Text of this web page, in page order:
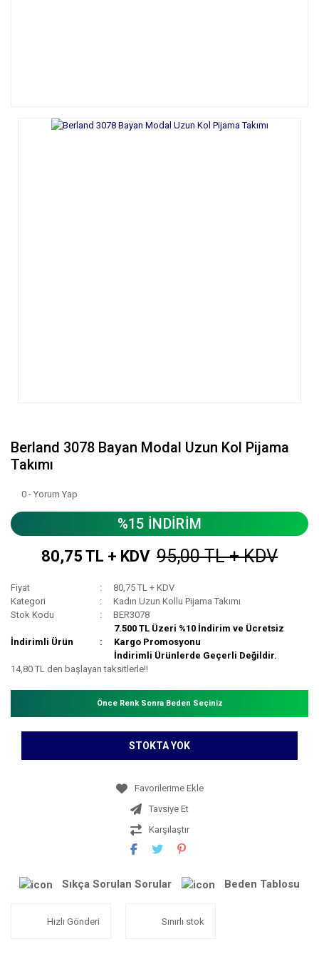
Berland 3078 Bayan Modal Uzun Kol Pijama
Takımı
0 - Yorum Yap
%15 İNDİRİM
80,75 TL + KDV 95,00 TL + KDV
Fiyat
80,75 TL + KDV
Kategori
Kadın Uzun Kollu Pijama Takımı
Stok Kodu
BER3078
İndirimli Ürün
7.500 TL Üzeri %10 İndirim ve Ücretsiz
Kargo Promosyonu
İndirimli Ürünlerde Geçerli Değildir.
14,80 TL den başlayan taksitlerle!!
Önce Renk Sonra Beden Seçiniz
STOKTA YOK
Tavsiye Et
Karşılaştır
Sıkça Sorulan Sorular Beden Tablosu
Hızlı Gönderi Sınırlı stok